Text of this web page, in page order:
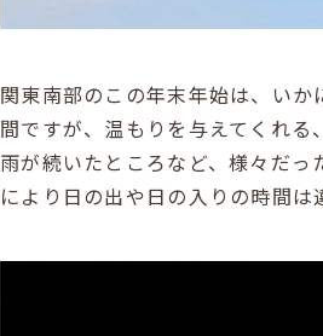
関東南部のこの年末年始は、い
間ですが、温もりを与えてくれる
雨が続いたところなど、様々だ
により日の出や日の入りの時間は